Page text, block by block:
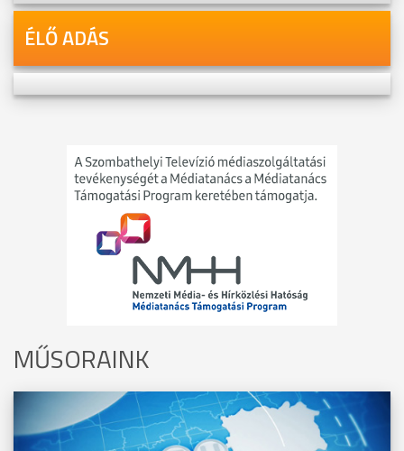
ÉLŐ ADÁS
MŰSORAINK